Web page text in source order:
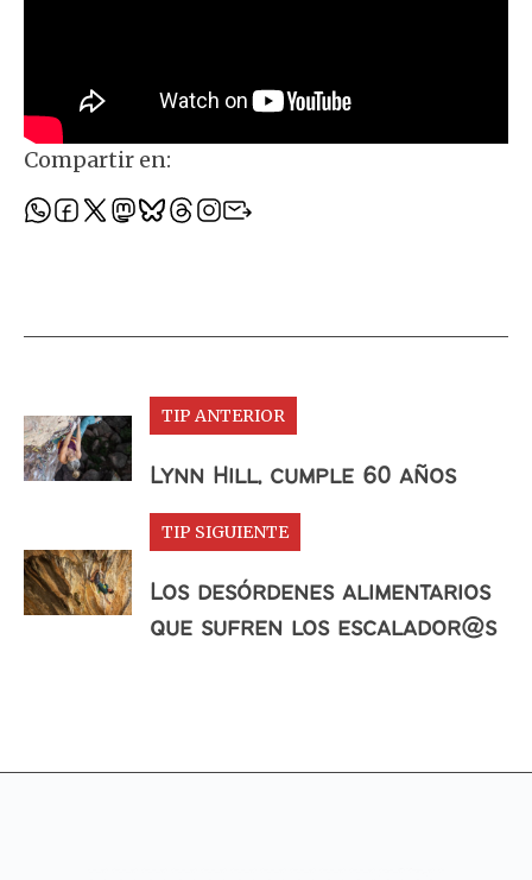
Compartir en:
TIP ANTERIOR
Lynn Hill, cumple 60 años
TIP SIGUIENTE
Los desórdenes alimentarios
que sufren los escalador@s